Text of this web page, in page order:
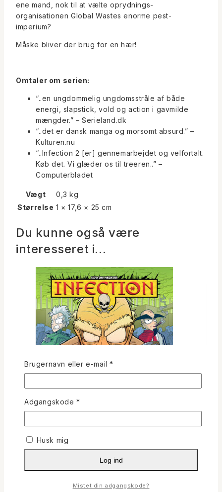
ene mand, nok til at vælte oprydnings-
organisationen Global Wastes enorme pest-
imperium?
Måske bliver der brug for en hær!
Omtaler om serien:
“..en ungdommelig ungdomsstråle af både
energi, slapstick, vold og action i gavmilde
mængder.” – Serieland.dk
“..det er dansk manga og morsomt absurd.” –
Kulturen.nu
“..Infection 2 [er] gennemarbejdet og velfortalt.
Køb det. Vi glæder os til treeren..” –
Computerbladet
Vægt
0,3 kg
Størrelse 1 × 17,6 × 25 cm
Du kunne også være
interesseret i…
Brugernavn eller e-mail*
Adgangskode*
Husk mig
Log ind
Mistet din adgangskode?